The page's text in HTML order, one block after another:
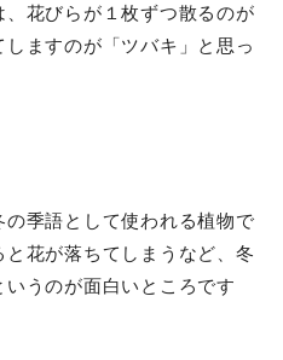
花びらが１枚ずつ散るのが
しますのが「ツバキ」と思っ
の季語として使われる植物で
花が落ちてしまうなど、冬
うのが面白いところです